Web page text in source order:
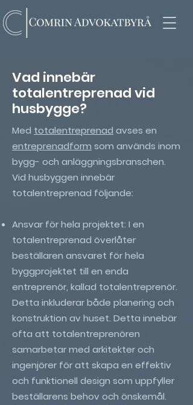
Vad innebär
totalentreprenad vid
husbygge?
Med totalentreprenad avses en
entreprenadform som används inom
bygg- och anläggningsbranschen.
Vid husbyggen innebär
totalentreprenad följande:
Ansvar för hela projektet: I en
totalentreprenad överlåter
beställaren ansvaret för hela
byggprojektet till en enda
entreprenör, kallad totalentreprenör.
Detta inkluderar både planering och
konstruktion av huset. Detta innebär
ofta att totalentreprenören
samarbetar med arkitekter och
ingenjörer för att skapa en effektiv
och funktionell design som uppfyller
beställarens behov och önskemål.